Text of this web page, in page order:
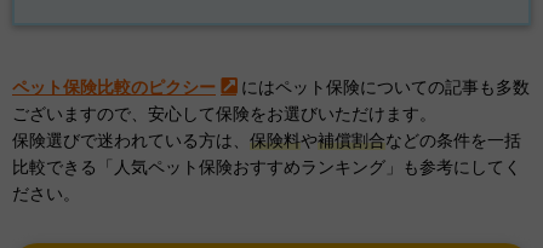
ペット保険比較のピクシー
にはペット保険についての記事も多数
ございますので、安心して保険をお選びいただけます。
保険選びで迷われている方は、 保険料や補償割合などの条件を一括
比較できる「人気ペット保険おすすめランキング」も参考にしてく
ださい。